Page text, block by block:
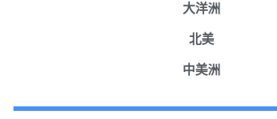
大洋洲
北美
中美洲